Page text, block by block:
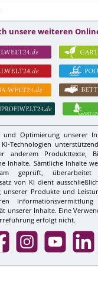
unsere weiteren
und Optimierung unserer
Technologien
anderem Produkttexte,
Inhalte. Sämtliche Inhalte
geprüft, überarbeitet
von KI dient
unserer Produkte und
unserer Inhalte. Eine
erfolgt nicht.
InstagramYouTube LinkedIn